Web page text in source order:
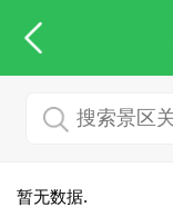
暂无数据.